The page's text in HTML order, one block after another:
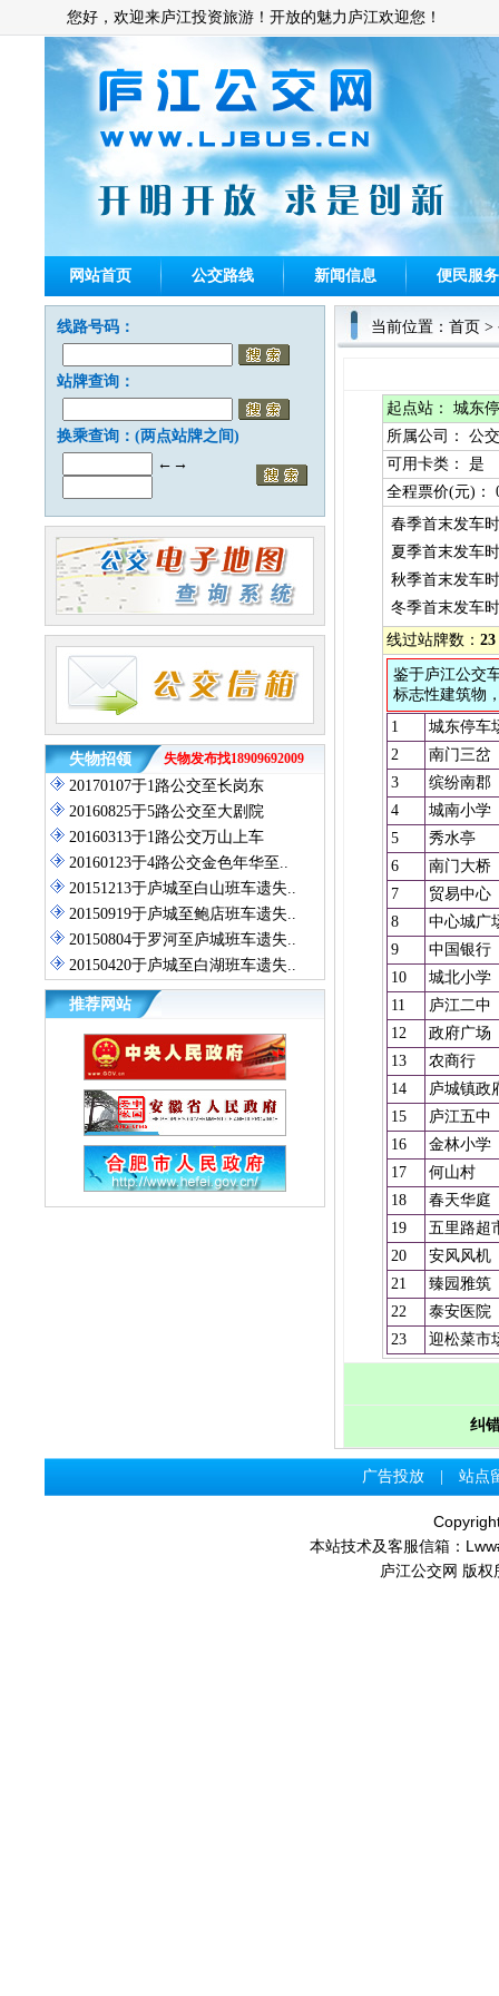
您好，欢迎来庐江投资旅游！开放的魅力庐江欢迎您！
网站首页 公交路线 新闻信息 便民服务
线路号码：
站牌查询：
换乘查询：(两点站牌之间)
←→
失物招领 失物发布找18909692009
20170107于1路公交至长岗东
20160825于5路公交至大剧院
20160313于1路公交万山上车
20160123于4路公交金色年华至..
20151213于庐城至白山班车遗失..
20150919于庐城至鲍店班车遗失..
20150804于罗河至庐城班车遗失..
20150420于庐城至白湖班车遗失..
推荐网站
当前位置： 首页 >
起点站：
城东
所属公司：
公
可用卡类：
是
全程票价(元)：
春季首末发车
夏季首末发车
秋季首末发车
冬季首末发车
线过站牌数： 23
鉴于庐江公交
标志性建筑物
1
城东停车
2
南门三岔
3
缤纷南郡
4
城南小学
5
秀水亭
6
南门大桥
7
贸易中心
8
中心城广
9
中国银行
10
城北小学
11
庐江二中
12
政府广场
13
农商行
14
庐城镇政
15
庐江五中
16
金林小学
17
何山村
18
春天华庭
19
五里路超
20
安风风机
21
臻园雅筑
22
泰安医院
23
迎松菜市
纠
广告投放| 站点
本站技术及客服信箱：
庐江公交网